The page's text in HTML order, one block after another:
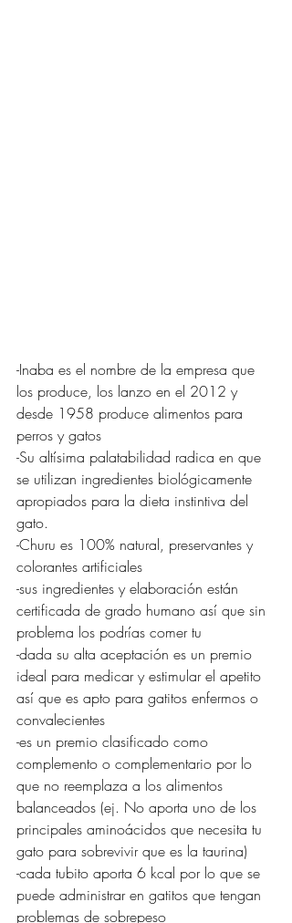
-Inaba es el nombre de la empresa que
los produce, los lanzo en el 2012 y
desde 1958 produce alimentos para
perros y gatos
-Su altísima palatabilidad radica en que
se utilizan ingredientes biológicamente
apropiados para la dieta instintiva del
gato.
-Churu es 100% natural, preservantes y
colorantes artificiales
-sus ingredientes y elaboración están
certificada de grado humano así que sin
problema los podrías comer tu
-dada su alta aceptación es un premio
ideal para medicar y estimular el apetito
así que es apto para gatitos enfermos o
convalecientes
-es un premio clasificado como
complemento o complementario por lo
que no reemplaza a los alimentos
balanceados (ej. No aporta uno de los
principales aminoácidos que necesita tu
gato para sobrevivir que es la taurina)
-cada tubito aporta 6 kcal por lo que se
puede administrar en gatitos que tengan
problemas de sobrepeso